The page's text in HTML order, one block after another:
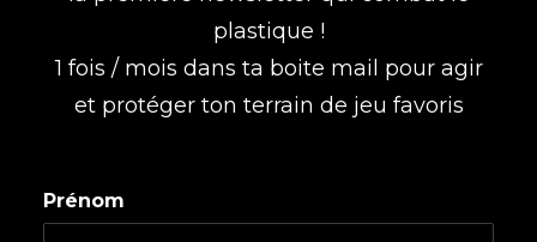
plastique !
1 fois / mois dans ta boite mail pour agir
et protéger ton terrain de jeu favoris
Prénom